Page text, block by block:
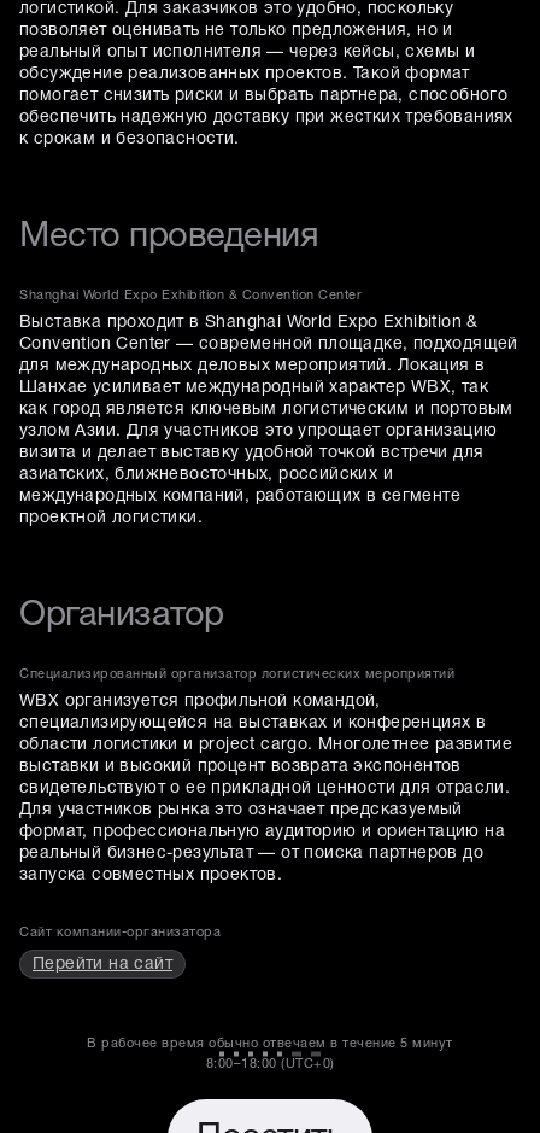
логистикой. Для заказчиков это удобно, поскольку
позволяет оценивать не только предложения, но и
реальный опыт исполнителя — через кейсы, схемы и
обсуждение реализованных проектов. Такой формат
помогает снизить риски и выбрать партнера, способного
обеспечить надежную доставку при жестких требованиях
к срокам и безопасности.
Место проведения
Shanghai World Expo Exhibition & Convention Center
Выставка проходит в Shanghai World Expo Exhibition &
Convention Center — современной площадке, подходящей
для международных деловых мероприятий. Локация в
Шанхае усиливает международный характер WBX, так
как город является ключевым логистическим и портовым
узлом Азии. Для участников это упрощает организацию
визита и делает выставку удобной точкой встречи для
азиатских, ближневосточных, российских и
международных компаний, работающих в сегменте
проектной логистики.
Организатор
Специализированный организатор логистических мероприятий
WBX организуется профильной командой,
специализирующейся на выставках и конференциях в
области логистики и project cargo. Многолетнее развитие
выставки и высокий процент возврата экспонентов
свидетельствуют о ее прикладной ценности для отрасли.
Для участников рынка это означает предсказуемый
формат, профессиональную аудиторию и ориентацию на
реальный бизнес-результат — от поиска партнеров до
запуска совместных проектов.
Сайт компании-организатора
Перейти на сайт
В рабочее время обычно отвечаем в течение5 минут
8:00–18:00 (UTC+0)